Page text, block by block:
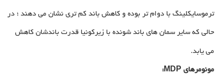
ترموسایکلینگ با دوام تر بوده و کاهش باند کم تری نشان می دهند ؛ در
حالی که سایر سمان های باند شونده با زیرکونیا قدرت باندشان کاهش
می یابد.
مونومرهای MDP
: